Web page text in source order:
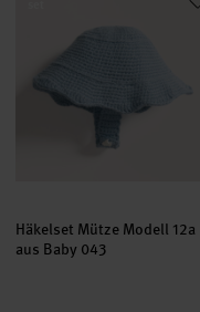
Häkelset Mütze Modell 12a
aus Baby 043